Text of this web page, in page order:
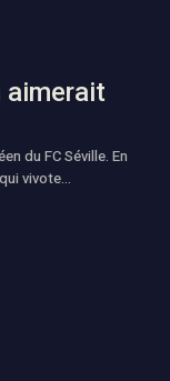
aimerait
du FC Séville. En
vivote...